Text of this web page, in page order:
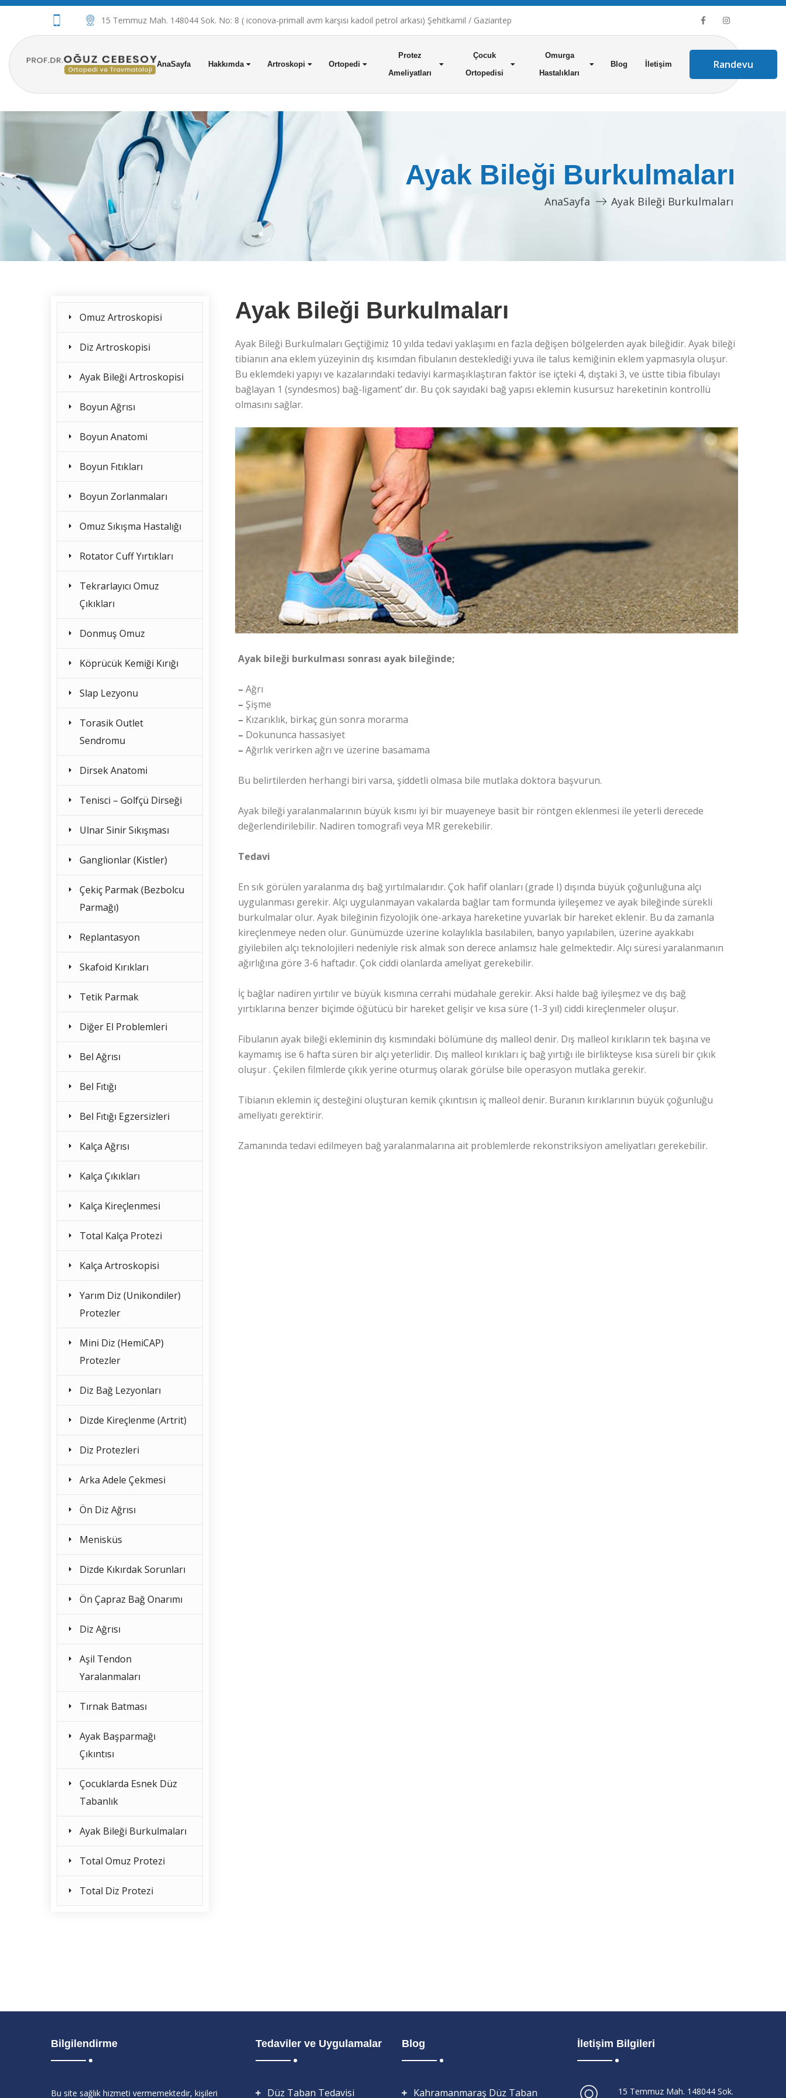
15 Temmuz Mah. 148044 Sok. No: 8 ( iconova-primall avm karşısı kadoil petrol arkası) Şehitkamil / Gaziantep
AnaSayfa Hakkımda Artroskopi Ortopedi
Protez
Ameliyatları
Çocuk
Ortopedisi
Omurga
Hastalıkları
Blog İletişim Randevu
Ayak Bileği Burkulmaları
AnaSayfa Ayak Bileği Burkulmaları
Ayak Bileği Burkulmaları
Ayak Bileği Burkulmaları Geçtiğimiz 10 yılda tedavi yaklaşımı en fazla değişen bölgelerden ayak bileğidir. Ayak bileği
tibianın ana eklem yüzeyinin dış kısımdan fibulanın desteklediği yuva ile talus kemiğinin eklem yapmasıyla oluşur.
Bu eklemdeki yapıyı ve kazalarındaki tedaviyi karmaşıklaştıran faktör ise içteki 4, dıştaki 3, ve üstte tibia fibulayı
bağlayan 1 (syndesmos) bağ-ligament’ dır. Bu çok sayıdaki bağ yapısı eklemin kusursuz hareketinin kontrollü
olmasını sağlar.
Ayak bileği burkulması sonrası ayak bileğinde;
– Ağrı
– Şişme
– Kızarıklık, birkaç gün sonra morarma
– Dokununca hassasiyet
– Ağırlık verirken ağrı ve üzerine basamama
Bu belirtilerden herhangi biri varsa, şiddetli olmasa bile mutlaka doktora başvurun.
Ayak bileği yaralanmalarının büyük kısmı iyi bir muayeneye basit bir röntgen eklenmesi ile yeterli derecede
değerlendirilebilir. Nadiren tomografi veya MR gerekebilir.
Tedavi
En sık görülen yaralanma dış bağ yırtılmalarıdır. Çok hafif olanları (grade I) dışında büyük çoğunluğuna alçı
uygulanması gerekir. Alçı uygulanmayan vakalarda bağlar tam formunda iyileşemez ve ayak bileğinde sürekli
burkulmalar olur. Ayak bileğinin fizyolojik öne-arkaya hareketine yuvarlak bir hareket eklenir. Bu da zamanla
kireçlenmeye neden olur. Günümüzde üzerine kolaylıkla basılabilen, banyo yapılabilen, üzerine ayakkabı
giyilebilen alçı teknolojileri nedeniyle risk almak son derece anlamsız hale gelmektedir. Alçı süresi yaralanmanın
ağırlığına göre 3-6 haftadır. Çok ciddi olanlarda ameliyat gerekebilir.
İç bağlar nadiren yırtılır ve büyük kısmına cerrahi müdahale gerekir. Aksi halde bağ iyileşmez ve dış bağ
yırtıklarına benzer biçimde öğütücü bir hareket gelişir ve kısa süre (1-3 yıl) ciddi kireçlenmeler oluşur.
Fibulanın ayak bileği ekleminin dış kısmındaki bölümüne dış malleol denir. Dış malleol kırıkların tek başına ve
kaymamış ise 6 hafta süren bir alçı yeterlidir. Dış malleol kırıkları iç bağ yırtığı ile birlikteyse kısa süreli bir çıkık
oluşur . Çekilen filmlerde çıkık yerine oturmuş olarak görülse bile operasyon mutlaka gerekir.
Tibianın eklemin iç desteğini oluşturan kemik çıkıntısın iç malleol denir. Buranın kırıklarının büyük çoğunluğu
ameliyatı gerektirir.
Zamanında tedavi edilmeyen bağ yaralanmalarına ait problemlerde rekonstriksiyon ameliyatları gerekebilir.
Omuz Artroskopisi
Diz Artroskopisi
Ayak Bileği Artroskopisi
Boyun Ağrısı
Boyun Anatomi
Boyun Fıtıkları
Boyun Zorlanmaları
Omuz Sıkışma Hastalığı
Rotator Cuff Yırtıkları
Tekrarlayıcı Omuz
Çıkıkları
Donmuş Omuz
Köprücük Kemiği Kırığı
Slap Lezyonu
Torasik Outlet
Sendromu
Dirsek Anatomi
Tenisci – Golfçü Dirseği
Ulnar Sinir Sıkışması
Ganglionlar (Kistler)
Çekiç Parmak (Bezbolcu
Parmağı)
Replantasyon
Skafoid Kırıkları
Tetik Parmak
Diğer El Problemleri
Bel Ağrısı
Bel Fıtığı
Bel Fıtığı Egzersizleri
Kalça Ağrısı
Kalça Çıkıkları
Kalça Kireçlenmesi
Total Kalça Protezi
Kalça Artroskopisi
Yarım Diz (Unikondiler)
Protezler
Mini Diz (HemiCAP)
Protezler
Diz Bağ Lezyonları
Dizde Kireçlenme (Artrit)
Diz Protezleri
Arka Adele Çekmesi
Ön Diz Ağrısı
Menisküs
Dizde Kıkırdak Sorunları
Ön Çapraz Bağ Onarımı
Diz Ağrısı
Aşil Tendon
Yaralanmaları
Tırnak Batması
Ayak Başparmağı
Çıkıntısı
Çocuklarda Esnek Düz
Tabanlık
Ayak Bileği Burkulmaları
Total Omuz Protezi
Total Diz Protezi
Bilgilendirme
Bu site sağlık hizmeti vermemektedir, kişileri
Tedaviler ve Uygulamalar
Düz Taban Tedavisi
Blog
Kahramanmaraş Düz Taban
İletişim Bilgileri
15 Temmuz Mah. 148044 Sok.